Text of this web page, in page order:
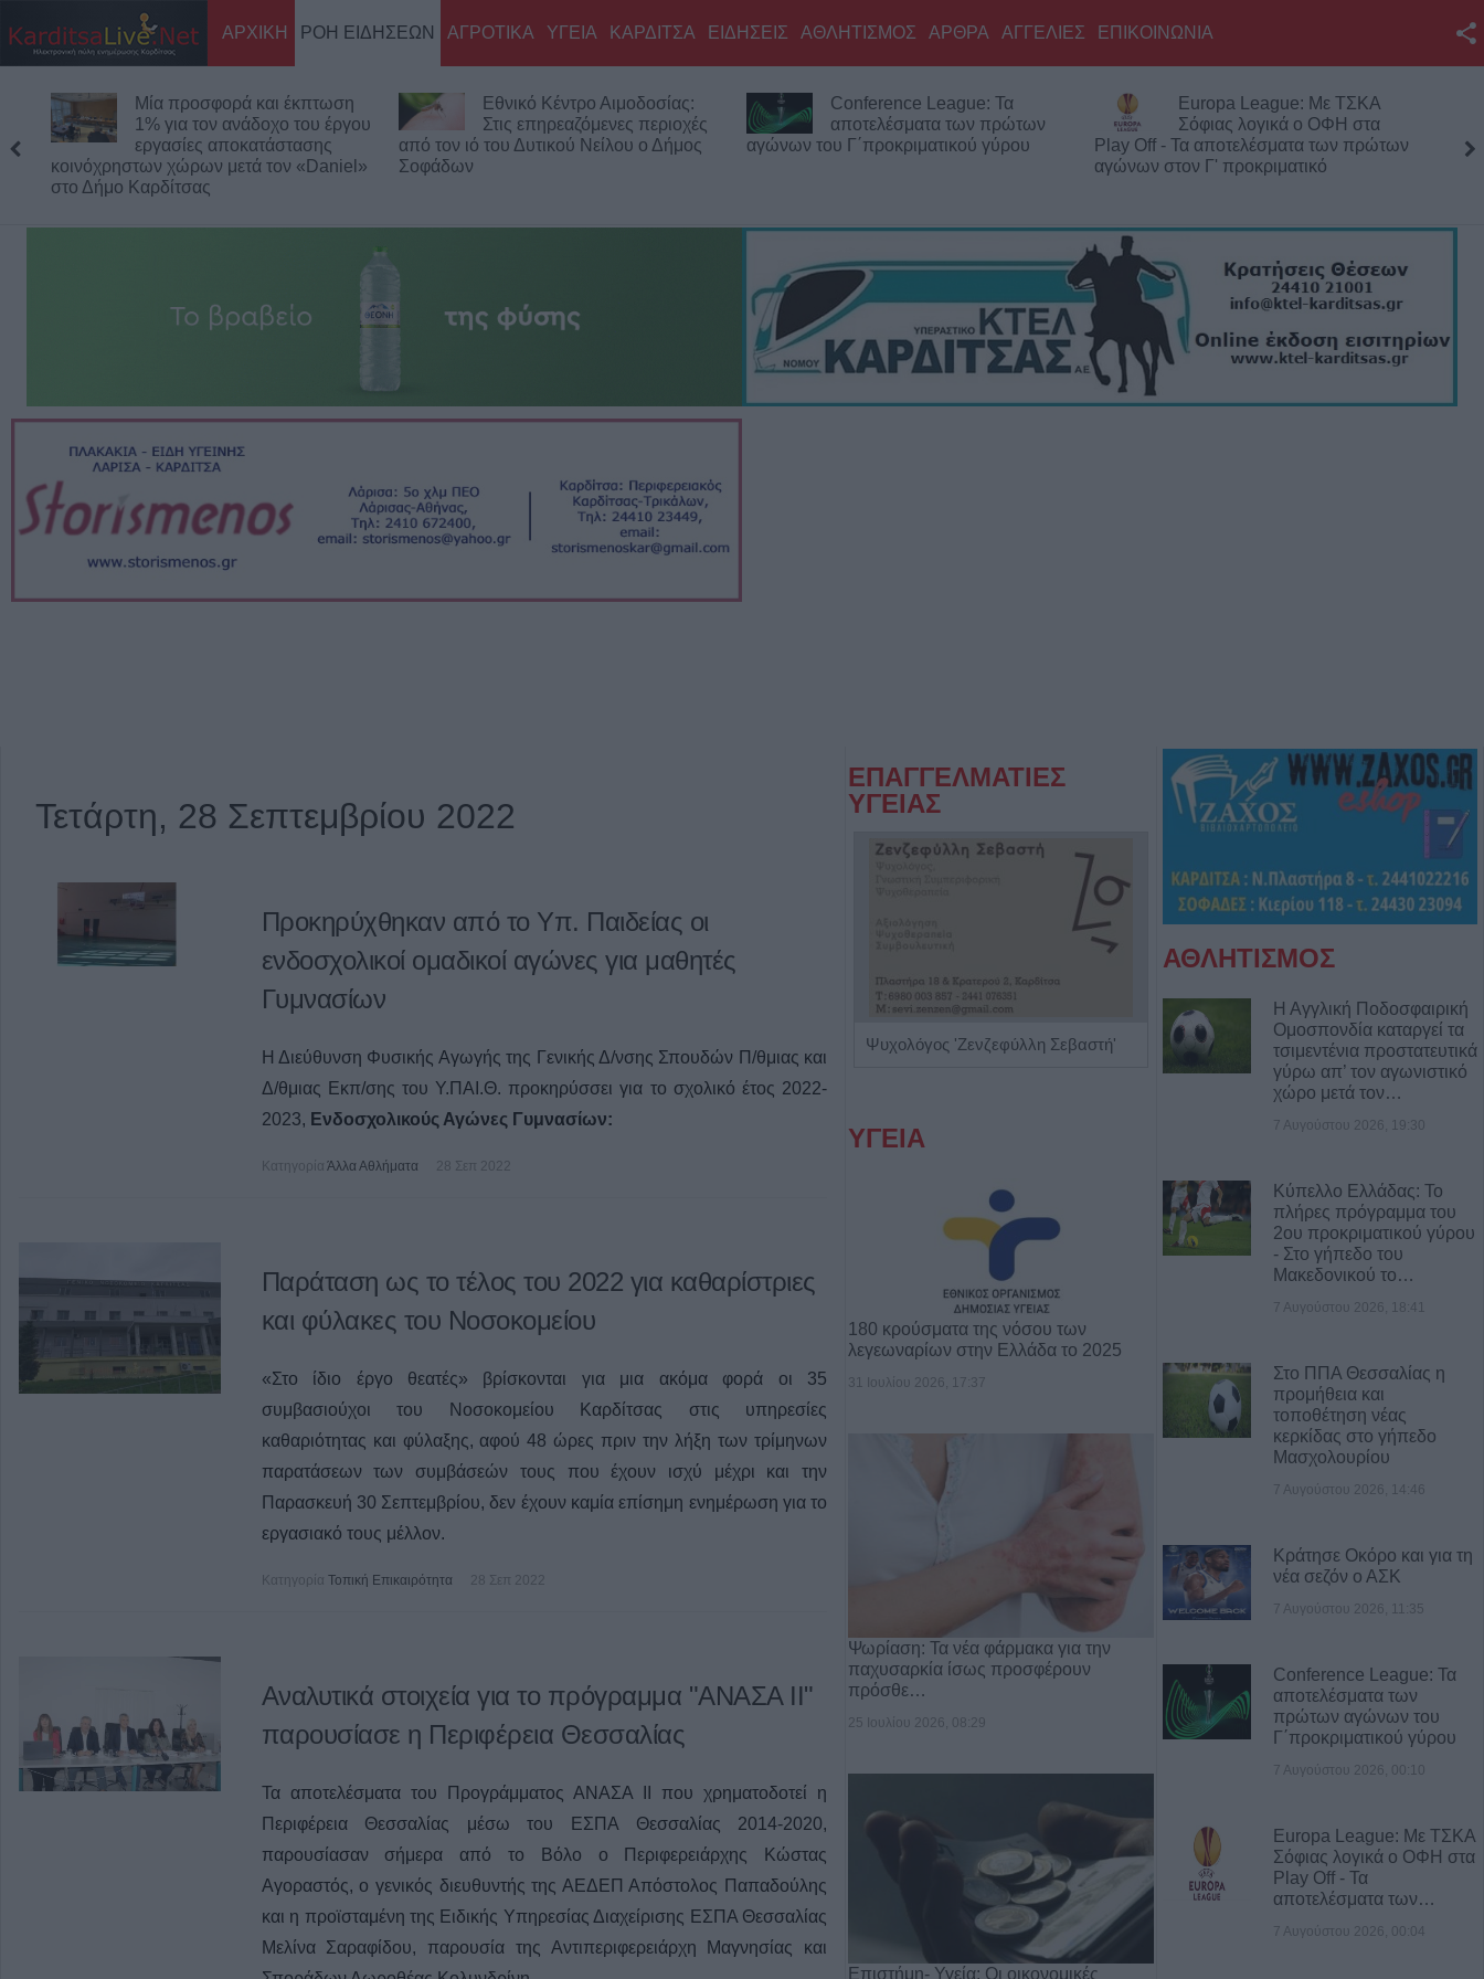
Twitter
YouTube
Επικοινωνία με το
ΑΡΧΙΚΗ ΡΟΗ ΕΙΔΗΣΕΩΝ ΑΓΡΟΤΙΚΑ ΥΓΕΙΑ ΚΑΡΔΙΤΣΑ ΕΙΔΗΣΕΙΣ ΑΘΛΗΤΙΣΜΟΣ ΑΡΘΡΑ ΑΓΓΕΛΙΕΣ ΕΠΙΚΟΙΝΩΝΙΑ
Μία προσφορά και έκπτωση
1% για τον ανάδοχο του έργου
εργασίες αποκατάστασης
κοινόχρηστων χώρων μετά τον «Daniel»
στο Δήμο Καρδίτσας
Εθνικό Κέντρο Αιμοδοσίας:
Στις επηρεαζόμενες περιοχές
από τον ιό του Δυτικού Νείλου ο Δήμος
Σοφάδων
Conference League: Τα
αποτελέσματα των πρώτων
αγώνων του Γ΄προκριματικού γύρου
Europa League: Με ΤΣΚΑ
Σόφιας λογικά ο ΟΦΗ στα
Play Off - Τα αποτελέσματα των πρώτων
αγώνων στον Γ' προκριματικό
Τετάρτη, 28 Σεπτεμβρίου 2022
Προκηρύχθηκαν από το Υπ. Παιδείας οι
ενδοσχολικοί ομαδικοί αγώνες για μαθητές
Γυμνασίων
Η Διεύθυνση Φυσικής Αγωγής της Γενικής Δ/νσης Σπουδών Π/θμιας και
Δ/θμιας Εκπ/σης του Υ.ΠΑΙ.Θ. προκηρύσσει για το σχολικό έτος 2022-
2023, Ενδοσχολικούς Αγώνες Γυμνασίων:
Κατηγορία Άλλα Αθλήματα 28 Σεπ 2022
Παράταση ως το τέλος του 2022 για καθαρίστριες
και φύλακες του Νοσοκομείου
«Στο ίδιο έργο θεατές» βρίσκονται για μια ακόμα φορά οι 35
συμβασιούχοι του Νοσοκομείου Καρδίτσας στις υπηρεσίες
καθαριότητας και φύλαξης, αφού 48 ώρες πριν την λήξη των τρίμηνων
παρατάσεων των συμβάσεών τους που έχουν ισχύ μέχρι και την
Παρασκευή 30 Σεπτεμβρίου, δεν έχουν καμία επίσημη ενημέρωση για το
εργασιακό τους μέλλον.
Κατηγορία Τοπική Επικαιρότητα 28 Σεπ 2022
Αναλυτικά στοιχεία για το πρόγραμμα "ΑΝΑΣΑ ΙΙ"
παρουσίασε η Περιφέρεια Θεσσαλίας
Τα αποτελέσματα του Προγράμματος ΑΝΑΣΑ ΙΙ που χρηματοδοτεί η
Περιφέρεια Θεσσαλίας μέσω του ΕΣΠΑ Θεσσαλίας 2014-2020,
παρουσίασαν σήμερα από το Βόλο ο Περιφερειάρχης Κώστας
Αγοραστός, ο γενικός διευθυντής της ΑΕΔΕΠ Απόστολος Παπαδούλης
και η προϊσταμένη της Ειδικής Υπηρεσίας Διαχείρισης ΕΣΠΑ Θεσσαλίας
Μελίνα Σαραφίδου, παρουσία της Αντιπεριφερειάρχη Μαγνησίας και
ΕΠΑΓΓΕΛΜΑΤΙΕΣ
ΥΓΕΙΑΣ
Ψυχολόγος 'Ζενζεφύλλη Σεβαστή' Ψυχίατρος - Ψυχοθεραπευτής 'Αποστολίκας Απόστολος'
ΥΓΕΙΑ
180 κρούσματα της νόσου των
λεγεωναρίων στην Ελλάδα το 2025
31 Ιουλίου 2026, 17:37
Ψωρίαση: Τα νέα φάρμακα για την
παχυσαρκία ίσως προσφέρουν
πρόσθε…
25 Ιουλίου 2026, 08:29
Επιστήμη- Υγεία: Οι οικονομικές
ΑΘΛΗΤΙΣΜΟΣ
Η Αγγλική Ποδοσφαιρική
Ομοσπονδία καταργεί τα
τσιμεντένια προστατευτικά
γύρω απ’ τον αγωνιστικό
χώρο μετά τον…
7 Αυγούστου 2026, 19:30
Κύπελλο Ελλάδας: Το
πλήρες πρόγραμμα του
2ου προκριματικού γύρου
- Στο γήπεδο του
Μακεδονικού το…
7 Αυγούστου 2026, 18:41
Στο ΠΠΑ Θεσσαλίας η
προμήθεια και
τοποθέτηση νέας
κερκίδας στο γήπεδο
Μασχολουρίου
7 Αυγούστου 2026, 14:46
Κράτησε Οκόρο και για τη
νέα σεζόν ο ΑΣΚ
7 Αυγούστου 2026, 11:35
Conference League: Τα
αποτελέσματα των
πρώτων αγώνων του
Γ΄προκριματικού γύρου
7 Αυγούστου 2026, 00:10
Europa League: Με ΤΣΚΑ
Σόφιας λογικά ο ΟΦΗ στα
Play Off - Τα
αποτελέσματα των…
7 Αυγούστου 2026, 00:04